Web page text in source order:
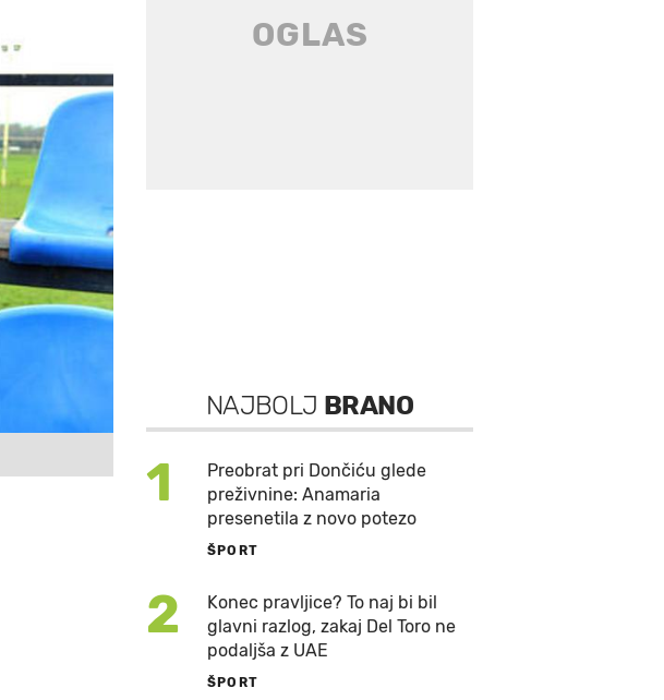
NAJBOLJ BRANO
1
Preobrat pri Dončiću glede
preživnine: Anamaria
presenetila z novo potezo
ŠPORT
2
Konec pravljice? To naj bi bil
glavni razlog, zakaj Del Toro ne
podaljša z UAE
ŠPORT